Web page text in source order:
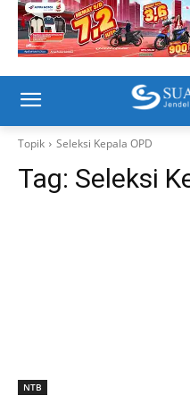
Topik Seleksi Kepala OPD
Tag: Seleksi
NTB